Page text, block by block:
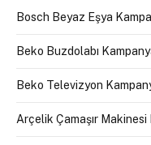
Bosch Beyaz Eşya
Beko Buzdolabı
Beko Televizyon
Arçelik Çamaşır Makinesi